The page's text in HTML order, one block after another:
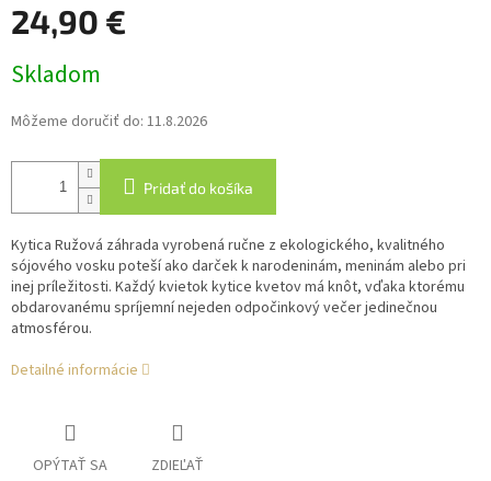
24,90 €
cena:
Skladom
Môžeme doručiť do: 11.8.2026
Pridať do košíka
Kytica Ružová záhrada vyrobená ručne z ekologického, kvalitného
sójového vosku poteší ako darček k narodeninám, meninám alebo pri
inej príležitosti. Každý kvietok kytice kvetov má knôt, vďaka ktorému
obdarovanému spríjemní nejeden odpočinkový večer jedinečnou
atmosférou.
Detailné informácie
OPÝTAŤ SA ZDIEĽAŤ